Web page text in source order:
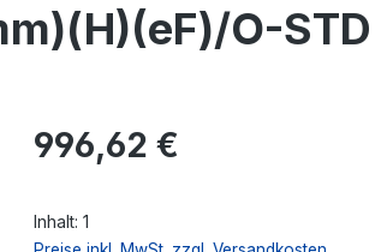
O-STD
Regulärer Preis:
996,62 €
Inhalt: 1